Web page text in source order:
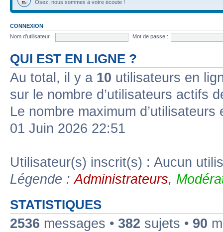
Osez, nous sommes à votre écoute !
CONNEXION
Nom d’utilisateur :
Mot de passe :
QUI EST EN LIGNE ?
Au total, il y a 10 utilisateurs en
sur le nombre d’utilisateurs actifs
Le nombre maximum
01 Juin 2026 22:51
Utilisateur(s) inscrit(s) : Aucun
Légende :Administrateurs,
STATISTIQUES
2536 messages • 382 sujets • 90